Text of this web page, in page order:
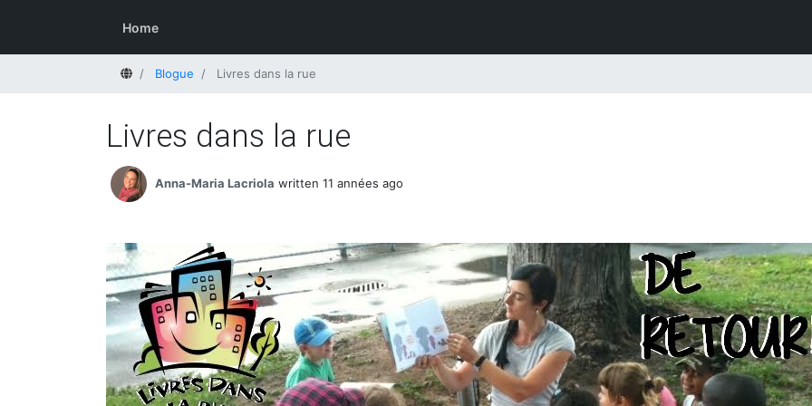
Home
HomeBlogue Livres dans la rue
Livres dans la rue
Anna-Maria Lacriola written 11 années ago